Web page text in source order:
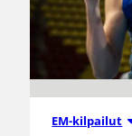
EM-kilpailut